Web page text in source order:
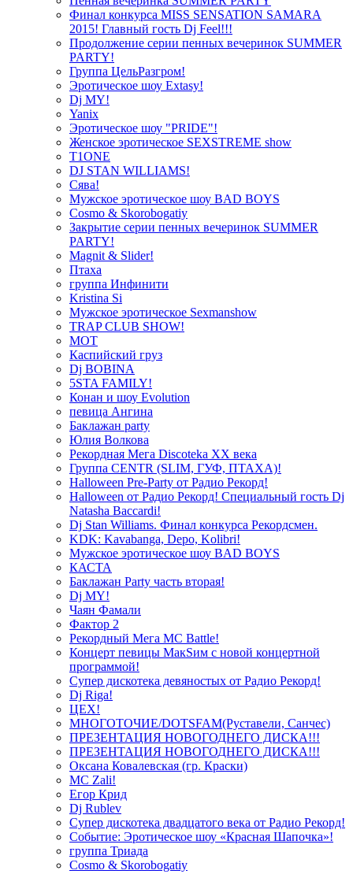
Финал конкурса MISS SENSATION SAMARA
2015! Главный гость Dj Feel!!!
Продолжение серии пенных вечеринок SUMMER
PARTY!
Группа ЦельРазгром!
Эротическое шоу Extasy!
Dj MY!
Yanix
Эротическое шоу "PRIDE"!
Женское эротическое SEXSTREME show
T1ONE
DJ STAN WILLIAMS!
Сява!
Мужское эротическое шоу BAD BOYS
Cosmo & Skorobogatiy
Закрытие серии пенных вечеринок SUMMER
PARTY!
Magnit & Slider!
Птаха
группа Инфинити
Kristina Si
Мужское эротическое Sexmanshow
TRAP CLUB SHOW!
МОТ
Каспийский груз
Dj BOBINA
5STA FAMILY!
Конан и шоу Evolution
певица Ангина
Баклажан party
Юлия Волкова
Рекордная Мега Discoteka XX века
Группа CENTR (SLIM, ГУФ, ПТАХА)!
Halloween Pre-Party от Радио Рекорд!
Halloween от Радио Рекорд! Специальный гость Dj
Natasha Baccardi!
Dj Stan Williams. Финал конкурса Рекордсмен.
KDK: Kavabanga, Depo, Kolibri!
Мужское эротическое шоу BAD BOYS
КАСТА
Баклажан Party часть вторая!
Dj MY!
Чаян Фамали
Фактор 2
Рекордный Мега МС Battle!
Концерт певицы МакSим с новой концертной
программой!
Супер дискотека девяностых от Радио Рекорд!
Dj Riga!
ЦЕХ!
МНОГОТОЧИЕ/DOTSFAM(Руставели, Санчес)
ПРЕЗЕНТАЦИЯ НОВОГОДНЕГО ДИСКА!!!
ПРЕЗЕНТАЦИЯ НОВОГОДНЕГО ДИСКА!!!
Оксана Ковалевская (гр. Краски)
MC Zali!
Егор Крид
Dj Rublev
Супер дискотека двадцатого века от Радио Рекорд!
Событие: Эротическое шоу «Красная Шапочка»!
группа Триада
Cosmo & Skorobogatiy